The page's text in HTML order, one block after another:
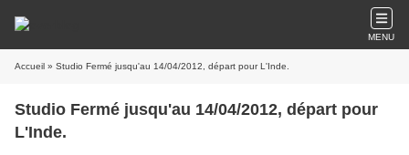
MENU
Accueil » Studio Fermé jusqu'au 14/04/2012, départ pour L'Inde.
Studio Fermé jusqu'au 14/04/2012, départ pour
L'Inde.